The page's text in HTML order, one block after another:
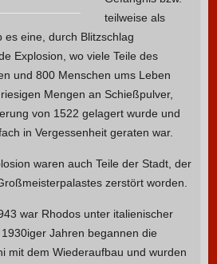
teilweise als
es eine, durch Blitzschlag
Explosion, wo viele Teile des
und 800 Menschen ums Leben
Mengen an Schießpulver,
von 1522 gelagert wurde und
in Vergessenheit geraten war.
waren auch Teile der Stadt, der
palastes zerstört worden.
war Rhodos unter italienischer
Jahren begannen die
mit dem Wiederaufbau und wurden